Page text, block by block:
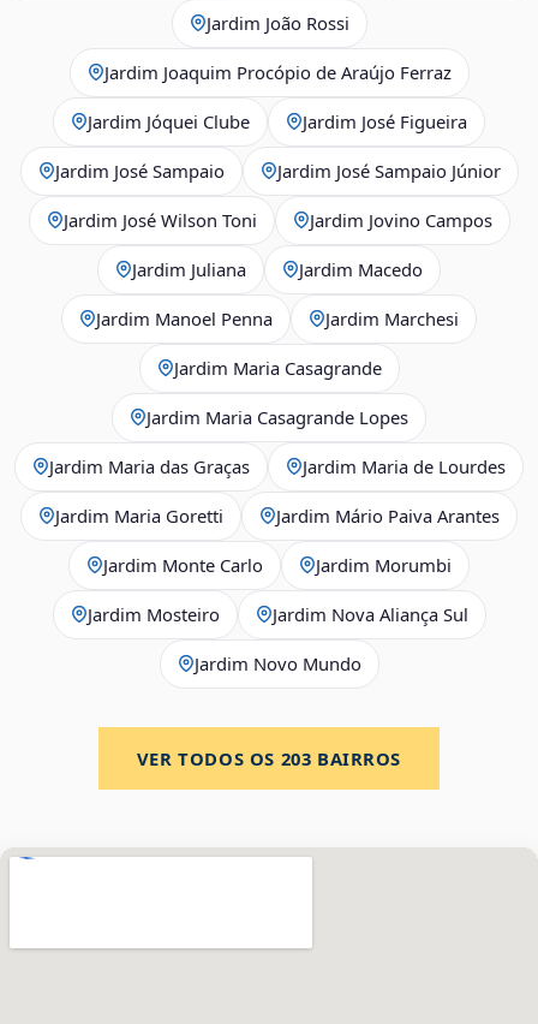
Jardim João Rossi
Jardim Joaquim Procópio de Araújo Ferraz
Jardim Jóquei Clube Jardim José Figueira
Jardim José Sampaio Jardim José Sampaio Júnior
Jardim José Wilson Toni Jardim Jovino Campos
Jardim Juliana Jardim Macedo
Jardim Manoel Penna Jardim Marchesi
Jardim Maria Casagrande
Jardim Maria Casagrande Lopes
Jardim Maria das Graças Jardim Maria de Lourdes
Jardim Maria Goretti Jardim Mário Paiva Arantes
Jardim Monte Carlo Jardim Morumbi
Jardim Mosteiro Jardim Nova Aliança Sul
Jardim Novo Mundo
VER TODOS OS 203 BAIRROS